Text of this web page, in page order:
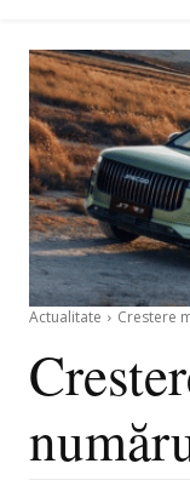
Actualitate Crestere